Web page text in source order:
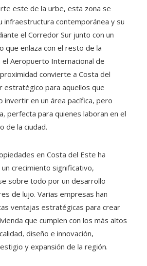
este de la urbe, esta zona se
infraestructura contemporánea y su
el Corredor Sur junto con un
que enlaza con el resto de la
Aeropuerto Internacional de
convierte a Costa del
estratégico para aquellos que
invertir en un área pacífica, pero
perfecta para quienes laboran en el
de la ciudad.
en Costa del Este ha
crecimiento significativo,
sobre todo por un desarrollo
de lujo. Varias empresas han
ventajas estratégicas para crear
que cumplen con los más altos
diseño e innovación,
y expansión de la región.